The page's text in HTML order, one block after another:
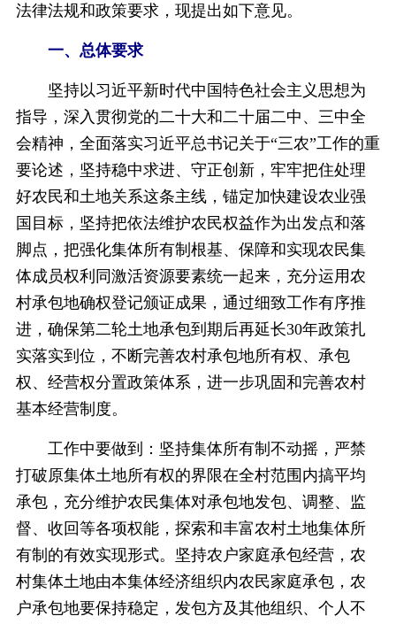
法律法规和政策要求，现提出如下意见。
一、总体要求
坚持以习近平新时代中国特色社会主义思想为
指导，深入贯彻党的二十大和二十届二中、三中全
会精神，全面落实习近平总书记关于“三农”工作的重
要论述，坚持稳中求进、守正创新，牢牢把住处理
好农民和土地关系这条主线，锚定加快建设农业强
国目标，坚持把依法维护农民权益作为出发点和落
脚点，把强化集体所有制根基、保障和实现农民集
体成员权利同激活资源要素统一起来，充分运用农
村承包地确权登记颁证成果，通过细致工作有序推
进，确保第二轮土地承包到期后再延长30年政策扎
实落实到位，不断完善农村承包地所有权、承包
权、经营权分置政策体系，进一步巩固和完善农村
基本经营制度。
工作中要做到：坚持集体所有制不动摇，严禁
打破原集体土地所有权的界限在全村范围内搞平均
承包，充分维护农民集体对承包地发包、调整、监
督、收回等各项权能，探索和丰富农村土地集体所
有制的有效实现形式。坚持农户家庭承包经营，农
村集体土地由本集体经济组织内农民家庭承包，农
户承包地要保持稳定，发包方及其他组织、个人不